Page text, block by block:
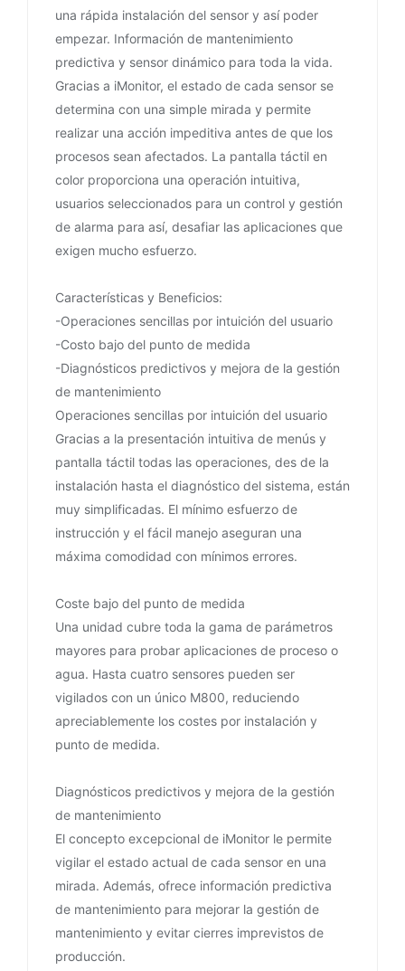
una rápida instalación del sensor y así poder
empezar. Información de mantenimiento
predictiva y sensor dinámico para toda la vida.
Gracias a iMonitor, el estado de cada sensor se
determina con una simple mirada y permite
realizar una acción impeditiva antes de que los
procesos sean afectados. La pantalla táctil en
color proporciona una operación intuitiva,
usuarios seleccionados para un control y gestión
de alarma para así, desafiar las aplicaciones que
exigen mucho esfuerzo.
Características y Beneficios:
-Operaciones sencillas por intuición del usuario
-Costo bajo del punto de medida
-Diagnósticos predictivos y mejora de la gestión
de mantenimiento
Operaciones sencillas por intuición del usuario
Gracias a la presentación intuitiva de menús y
pantalla táctil todas las operaciones, des de la
instalación hasta el diagnóstico del sistema, están
muy simplificadas. El mínimo esfuerzo de
instrucción y el fácil manejo aseguran una
máxima comodidad con mínimos errores.
Coste bajo del punto de medida
Una unidad cubre toda la gama de parámetros
mayores para probar aplicaciones de proceso o
agua. Hasta cuatro sensores pueden ser
vigilados con un único M800, reduciendo
apreciablemente los costes por instalación y
punto de medida.
Diagnósticos predictivos y mejora de la gestión
de mantenimiento
El concepto excepcional de iMonitor le permite
vigilar el estado actual de cada sensor en una
mirada. Además, ofrece información predictiva
de mantenimiento para mejorar la gestión de
mantenimiento y evitar cierres imprevistos de
producción.